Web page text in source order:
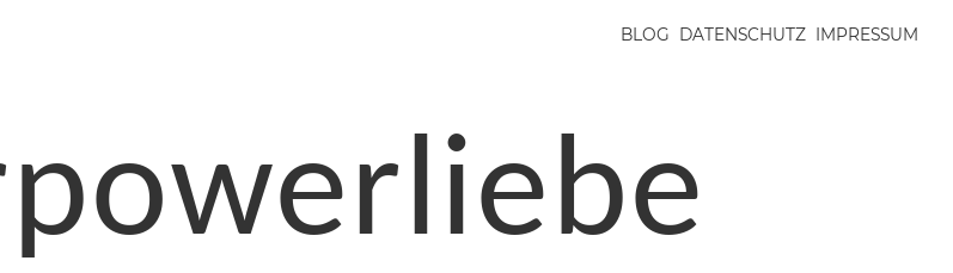
BLOG DATENSCHUTZ IMPRESSUM